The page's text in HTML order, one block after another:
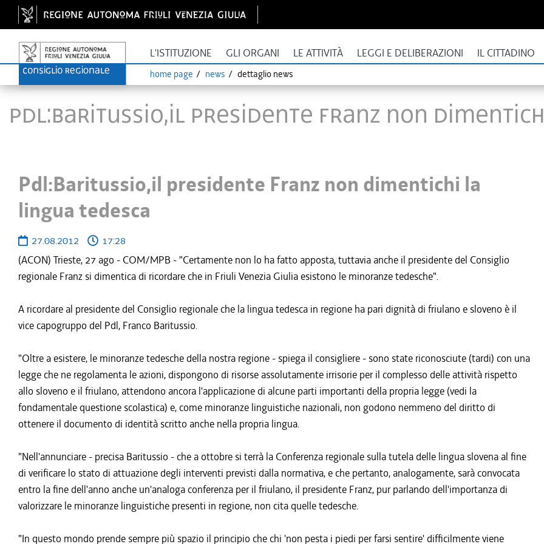
L'ISTITUZIONE GLI ORGANI LE ATTIVITÀ LEGGI E DELIBERAZIONI IL CITTADINO
home page news dettaglio news
Pdl:Baritussio,il presidente Franz non
Pdl:Baritussio,il presidente Franz non dimentichi la
lingua tedesca
27.08.2012
17:28
(ACON) Trieste, 27 ago - COM/MPB - "Certamente non lo ha fatto apposta, tuttavia anche il presidente del Consiglio
regionale Franz si dimentica di ricordare che in Friuli Venezia Giulia esistono le minoranze tedesche".
A ricordare al presidente del Consiglio regionale che la lingua tedesca in regione ha pari dignità di friulano e sloveno è il
vice capogruppo del Pdl, Franco Baritussio.
"Oltre a esistere, le minoranze tedesche della nostra regione - spiega il consigliere - sono state riconosciute (tardi) con una
legge che ne regolamenta le azioni, dispongono di risorse assolutamente irrisorie per il complesso delle attività rispetto
allo sloveno e il friulano, attendono ancora l'applicazione di alcune parti importanti della propria legge (vedi la
fondamentale questione scolastica) e, come minoranze linguistiche nazionali, non godono nemmeno del diritto di
ottenere il documento di identità scritto anche nella propria lingua.
"Nell'annunciare - precisa Baritussio - che a ottobre si terrà la Conferenza regionale sulla tutela delle lingua slovena al fine
di verificare lo stato di attuazione degli interventi previsti dalla normativa, e che pertanto, analogamente, sarà convocata
entro la fine dell'anno anche un'analoga conferenza per il friulano, il presidente Franz, pur parlando dell'importanza di
valorizzare le minoranze linguistiche presenti in regione, non cita quelle tedesche.
"In questo mondo prende sempre più spazio il principio che chi 'non pesta i piedi per farsi sentire' difficilmente viene